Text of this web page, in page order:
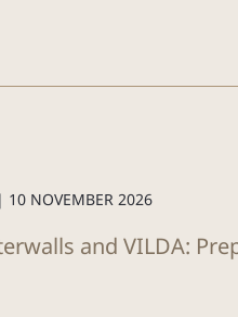
10 NOVEMBER 2026
and VILDA: